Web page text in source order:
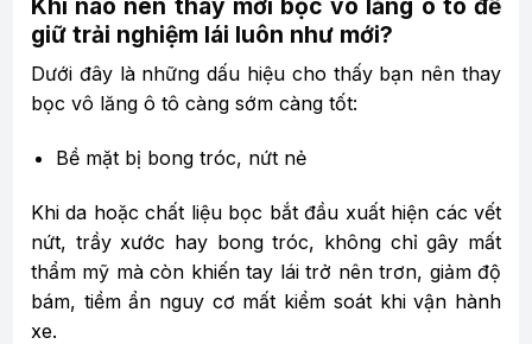
giữ trải nghiệm lái luôn như mới?
Dưới đây là những dấu hiệu cho thấy bạn nên thay
bọc vô lăng ô tô càng sớm càng tốt:
Bề mặt bị bong tróc, nứt nẻ
Khi da hoặc chất liệu bọc bắt đầu xuất hiện các vết
nứt, trầy xước hay bong tróc, không chỉ gây mất
thẩm mỹ mà còn khiến tay lái trở nên trơn, giảm độ
bám, tiềm ẩn nguy cơ mất kiểm soát khi vận hành
xe.